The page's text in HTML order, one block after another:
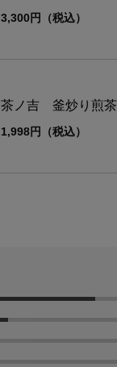
3,300円（税込）
茶ノ吉 釜炒り煎茶
1,998円（税込）